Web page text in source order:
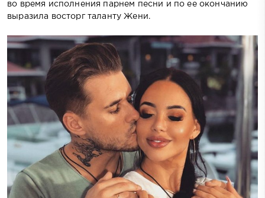
во время исполнения парнем песни и по ее окончанию
выразила восторг таланту Жени.